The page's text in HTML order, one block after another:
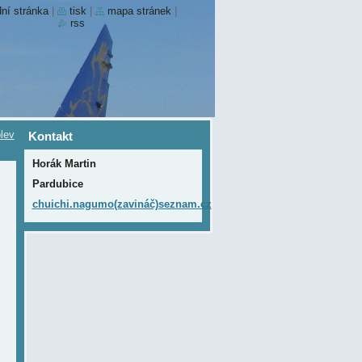
Kontakt
Horák Martin
Pardubice
chuichi.nagumo(zavináč)seznam.cz
stránka tisk mapa stránek
rss